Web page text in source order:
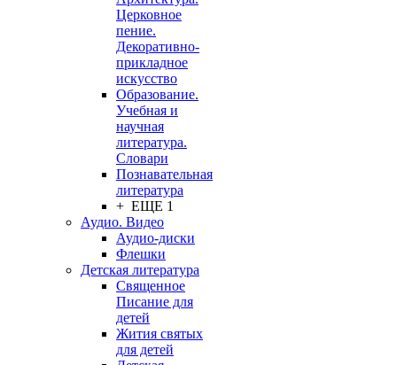
Церковное
пение.
Декоративно-
прикладное
искусство
Образование.
Учебная и
научная
литература.
Словари
Познавательная
литература
+ ЕЩЕ 1
Аудио. Видео
Аудио-диски
Флешки
Детская литература
Священное
Писание для
детей
Жития святых
для детей